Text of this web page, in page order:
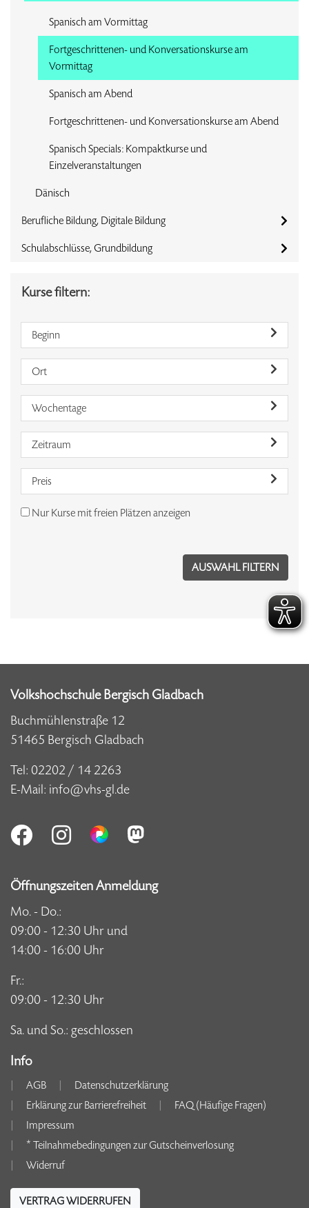
Spanisch am Vormittag
Fortgeschrittenen- und Konversationskurse am
Vormittag
Spanisch am Abend
Fortgeschrittenen- und Konversationskurse am Abend
Spanisch Specials: Kompaktkurse und
Einzelveranstaltungen
Dänisch
Berufliche Bildung, Digitale Bildung
Schulabschlüsse, Grundbildung
Kurse filtern:
Beginn
Ort
Wochentage
Zeitraum
Preis
Nur Kurse mit freien Plätzen anzeigen
Volkshochschule Bergisch Gladbach
Buchmühlenstraße 12
51465 Bergisch Gladbach
Tel: 02202 / 14 2263
E-Mail: info@vhs-gl.de
Öffnungszeiten Anmeldung
Mo. - Do.:
09:00 - 12:30 Uhr und
14:00 - 16:00 Uhr
Fr.:
09:00 - 12:30 Uhr
Sa. und So.: geschlossen
Info
AGB
Datenschutzerklärung
Erklärung zur Barrierefreiheit
FAQ (Häufige Fragen)
Impressum
* Teilnahmebedingungen zur Gutscheinverlosung
Widerruf
VERTRAG WIDERRUFEN